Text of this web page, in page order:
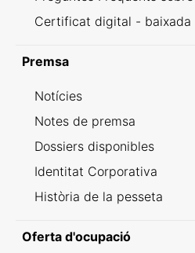
Certificat digital - baixada
Premsa
Notícies
Notes de premsa
Dossiers disponibles
Identitat Corporativa
Història de la pesseta
Oferta d'ocupació